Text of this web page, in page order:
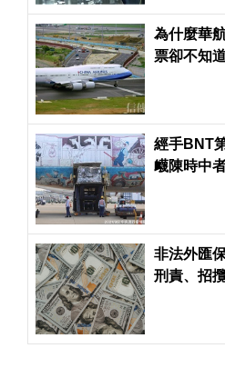
為什麼華
票卻不知
經手BNT
衊陳時中
非法外匯
刑責、招